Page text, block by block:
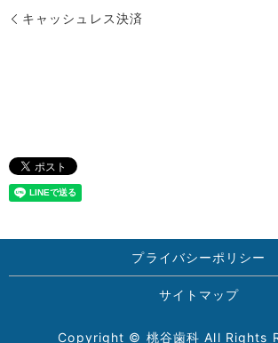
キャッシュレス決済
プライバシーポリシー
サイトマップ
Copyright © 桃谷歯科 All Rights